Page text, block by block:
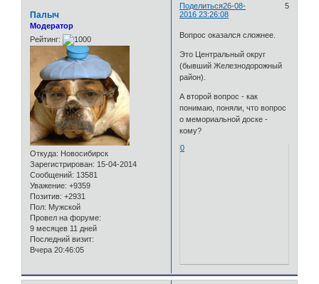
Поделиться 5
26-08-
2016 23:26:08
Палыч
Модератор
Рейтинг:
Откуда: Новосибирск
Зарегистрирован: 15-04-2014
Сообщений: 13581
Уважение: +9359
Позитив: +2931
Пол: Мужской
Провел на форуме:
9 месяцев 11 дней
Последний визит:
Вчера 20:46:05
Вопрос оказался сложнее.
Это Центральный округ
(бывший Железнодорожный
район).
А второй вопрос - как
понимаю, поняли, что вопрос
о мемориальной доске -
кому?
0